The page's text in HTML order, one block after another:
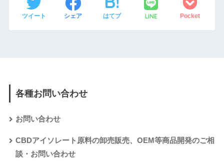
ツイート シェア はてブ LINE Pocket
各種お問い合わせ
お問い合わせ
CBDアイソレート原料の卸売販売、OEM等商品開発のご相
談・お問い合わせ